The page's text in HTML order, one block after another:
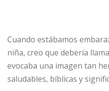
Cuando estábamos
niña, creo que debería
evocaba una imagen tan
saludables, bíblicas y